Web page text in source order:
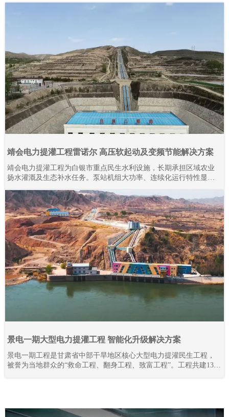
备成套供货、工程建设、监理、生产运营及备品备件服务的完整产
靖会电力提灌工程雷诺尔 高压软起动及变频节能解决方案
靖会电力提灌工程为白银市重点民生水利设施，长期承担区域农业
扬水灌溉及生态补水任务。泵站机组大功率、连续化运行特性显
全域规模化应用上海雷诺尔高压产品，目前现场部署高压软起动柜
80余台、高压变频器20余台，设备分阶段投运、迭代升级。2015年
至今批量接入高压产品，全系列设备经长期工况验证，运行状态稳
定可靠。
景电一期大型电力提灌工程 智能化升级解决方案
景电一期工程是甘肃省中部干旱地区核心大型电力提灌民生工程，
被誉为当地群众的“救命工程、翻身工程、致富工程”。工程共建13座